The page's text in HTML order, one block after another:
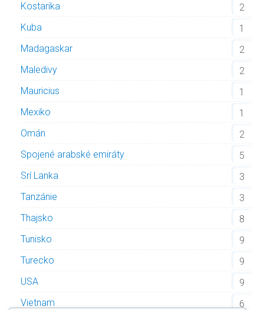
Kostarika
2
Kuba
1
Madagaskar
2
Maledivy
2
Mauricius
1
Mexiko
1
Omán
2
Spojené arabské emiráty
5
Srí Lanka
3
Tanzánie
3
Thajsko
8
Tunisko
9
Turecko
9
USA
9
Vietnam
6